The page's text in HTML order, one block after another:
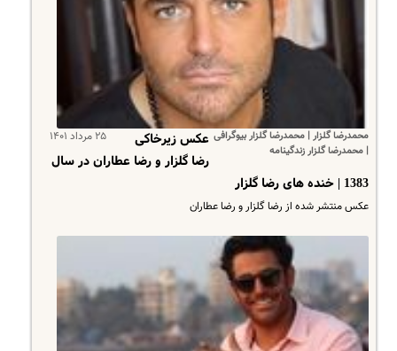
محمدرضا گلزار | محمدرضا گلزار بیوگرافی
| محمدرضا گلزار زندگینامه
۲۵ مرداد ۱۴۰۱
عکس زیرخاکی
رضا گلزار و رضا عطاران در سال
1383 | خنده های رضا گلزار
عکس منتشر شده از رضا گلزار و رضا عطاران